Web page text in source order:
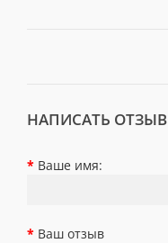
НАПИСАТЬ ОТЗЫВ
Ваше имя:
Ваш отзыв